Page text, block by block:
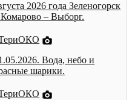
2026 года Зеленогорск
– Выборг.
Вода, небо и
шарики.